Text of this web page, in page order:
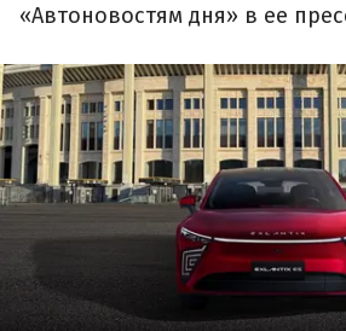
«Автоновостям дня» в ее